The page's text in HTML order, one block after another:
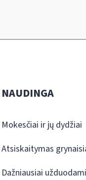
NAUDINGA
Mokesčiai ir jų dydžiai
Atsiskaitymas
Dažniausiai